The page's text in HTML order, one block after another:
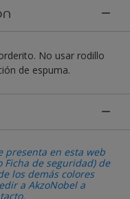
No usar rodillo
de espuma.
presenta en esta web
Ficha de seguridad) de
los demás colores
a AkzoNobel a